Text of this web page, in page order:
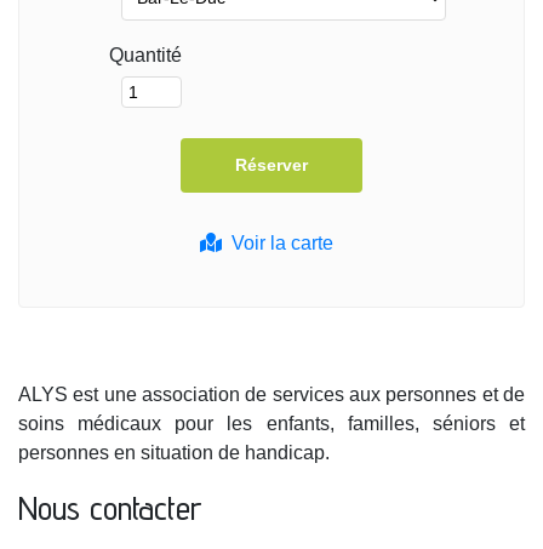
Voir la carte
Quantité
ALYS est une association de services aux personnes et de
soins médicaux pour les enfants, familles, séniors et
personnes en situation de handicap.
Nous contacter